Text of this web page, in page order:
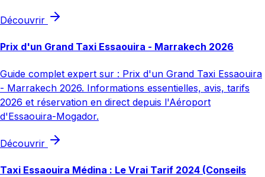
Découvrir
Prix d'un Grand Taxi Essaouira - Marrakech 2026
Guide complet expert sur : Prix d'un Grand Taxi Essaouira
- Marrakech 2026. Informations essentielles, avis, tarifs
2026 et réservation en direct depuis l'Aéroport
d'Essaouira-Mogador.
Découvrir
Taxi Essaouira Médina : Le Vrai Tarif 2024 (Conseils